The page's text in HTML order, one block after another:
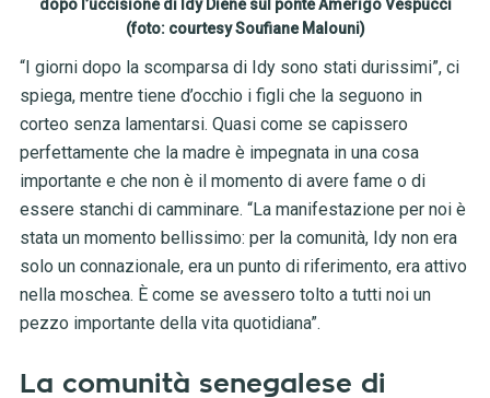
dopo l’uccisione di Idy Diene sul ponte Amerigo Vespucci
(foto: courtesy Soufiane Malouni)
“I giorni dopo la scomparsa di Idy sono stati durissimi”, ci
spiega, mentre tiene d’occhio i figli che la seguono in
corteo senza lamentarsi. Quasi come se capissero
perfettamente che la madre è impegnata in una cosa
importante e che non è il momento di avere fame o di
essere stanchi di camminare. “La manifestazione per noi è
stata un momento bellissimo: per la comunità, Idy non era
solo un connazionale, era un punto di riferimento, era attivo
nella moschea. È come se avessero tolto a tutti noi un
pezzo importante della vita quotidiana”.
La comunità senegalese di